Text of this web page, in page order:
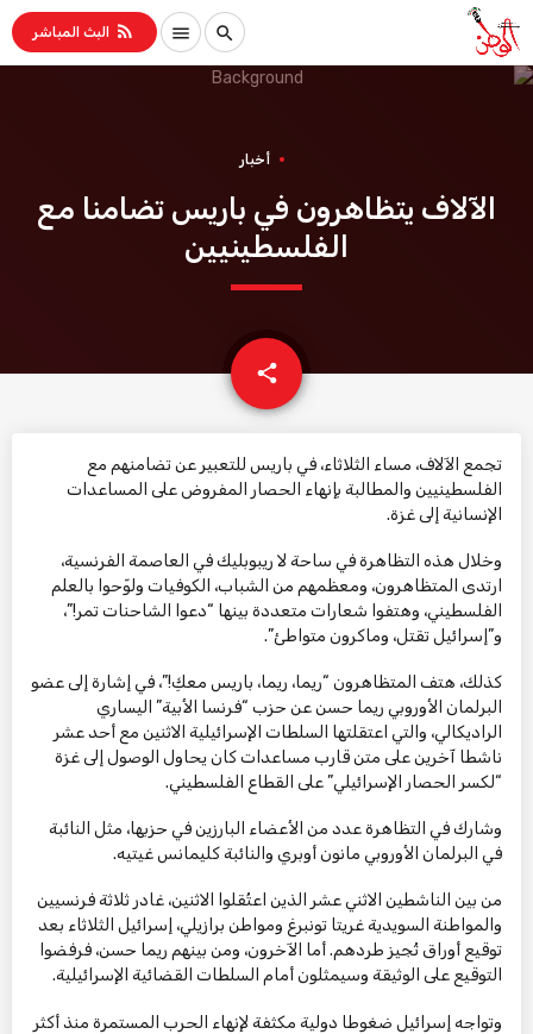
search
menu
rss_feed البث المباشر
أخبار
الآلاف يتظاهرون في باريس تضامنا مع
الفلسطينيين
share
email
تجمع الآلاف، مساء الثلاثاء، في باريس للتعبير عن تضامنهم مع
الفلسطينيين والمطالبة بإنهاء الحصار المفروض على المساعدات
الإنسانية إلى غزة.
وخلال هذه التظاهرة في ساحة لا ريبوبليك في العاصمة الفرنسية،
ارتدى المتظاهرون، ومعظمهم من الشباب، الكوفيات ولوّحوا بالعلم
الفلسطيني، وهتفوا شعارات متعددة بينها “دعوا الشاحنات تمر!”،
و”إسرائيل تقتل، وماكرون متواطئ”.
كذلك، هتف المتظاهرون “ريما، ريما، باريس معكِ!”، في إشارة إلى عضو
البرلمان الأوروبي ريما حسن عن حزب “فرنسا الأبية” اليساري
الراديكالي، والتي اعتقلتها السلطات الإسرائيلية الاثنين مع أحد عشر
ناشطا آخرين على متن قارب مساعدات كان يحاول الوصول إلى غزة
“لكسر الحصار الإسرائيلي” على القطاع الفلسطيني.
وشارك في التظاهرة عدد من الأعضاء البارزين في حزبها، مثل النائبة
في البرلمان الأوروبي مانون أوبري والنائبة كليمانس غيتيه.
من بين الناشطين الاثني عشر الذين اعتُقلوا الاثنين، غادر ثلاثة فرنسيين
والمواطنة السويدية غريتا تونبرغ ومواطن برازيلي، إسرائيل الثلاثاء بعد
توقيع أوراق تُجيز طردهم. أما الآخرون، ومن بينهم ريما حسن، فرفضوا
التوقيع على الوثيقة وسيمثلون أمام السلطات القضائية الإسرائيلية.
وتواجه إسرائيل ضغوطا دولية مكثفة لإنهاء الحرب المستمرة منذ أكثر